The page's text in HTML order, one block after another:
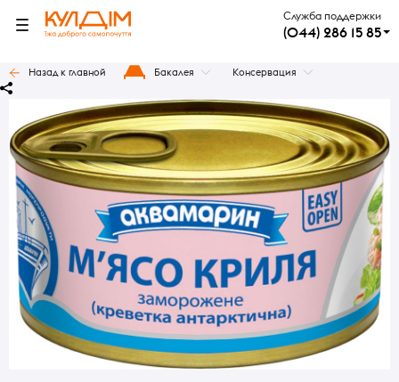
Служба поддержки
(044) 286 15 85
Назад к главной Бакалея Консервация